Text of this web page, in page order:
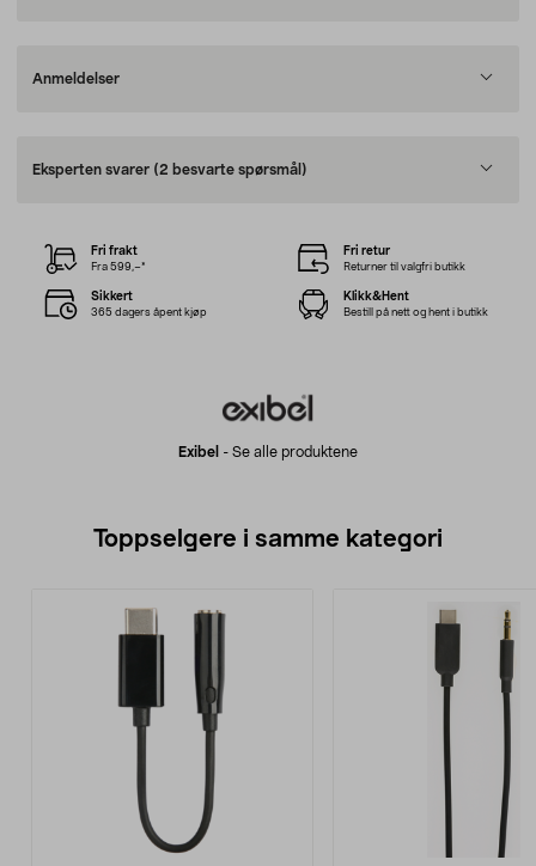
Anmeldelser
Eksperten svarer (2 besvarte spørsmål)
Exibel - Se alle produktene
Fri frakt
Fra 599,–*
Fri retur
Returner til valgfri butikk
Sikkert
365 dagers åpent kjøp
Klikk&Hent
Bestill på nett og hent i butikk
Toppselgere i samme kategori